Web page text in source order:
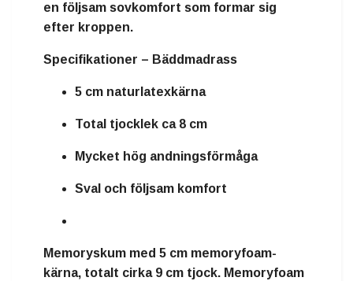
en följsam sovkomfort som formar sig
efter kroppen.
Specifikationer – Bäddmadrass
5 cm naturlatexkärna
Total tjocklek ca 8 cm
Mycket hög andningsförmåga
Sval och följsam komfort
Memoryskum med 5 cm memoryfoam-
kärna, totalt cirka 9 cm tjock. Memoryfoam